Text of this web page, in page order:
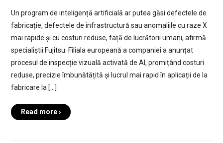
Un program de inteligență artificială ar putea găsi defectele de
fabricație, defectele de infrastructură sau anomaliile cu raze X
mai rapide și cu costuri reduse, față de lucrătorii umani, afirmă
specialiștii Fujitsu. Filiala europeană a companiei a anunțat
procesul de inspecție vizuală activată de AI, promițând costuri
reduse, precizie îmbunătățită și lucrul mai rapid în aplicații de la
fabricare la […]
Read more ›